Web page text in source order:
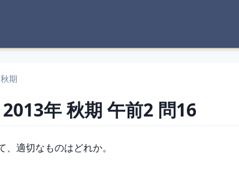
期
2013年 秋期 午前2 問16
適切なものはどれか。